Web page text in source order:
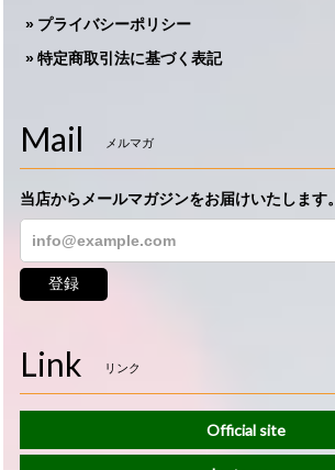
プライバシーポリシー
特定商取引法に基づく表記
Mail メルマガ
当店からメールマガジンをお届けいたします。
登録
Link リンク
Official site